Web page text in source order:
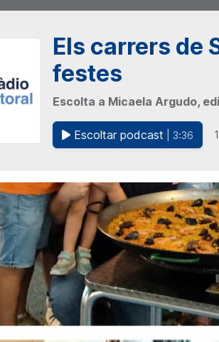
Els carrers de
festes
Escolta a Micaela Argudo,
Escoltar podcast | 3:36